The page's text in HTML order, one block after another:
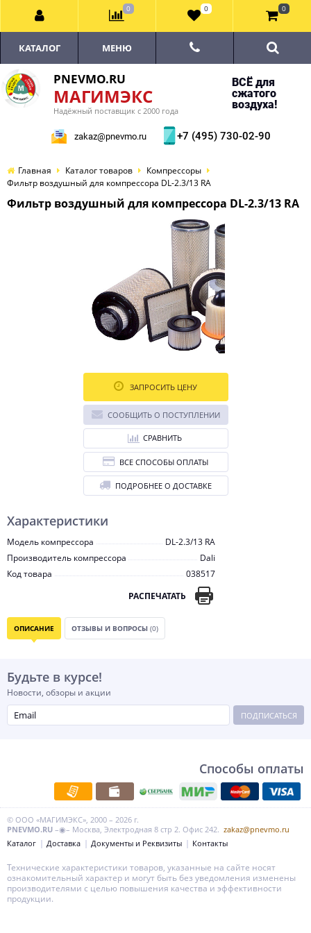
PNEVMO.RU
МАГИМЭКС
Надёжный поставщик с 2000 года
ВСЁ для
сжатого
воздуха!
zakaz@pnevmo.ru +7 (495) 730-02-90
КАТАЛОГ МЕНЮ
Главная Каталог товаров
Компрессоры
Фильтр воздушный для компрессора DL-2.3/13 RA
Фильтр воздушный для компрессора DL-2.3/13 RA
Характеристики
Модель компрессора
DL-2.3/13 RA
Производитель компрессора
Dali
Код товара
038517
РАСПЕЧАТАТЬ
ЗАПРОСИТЬ ЦЕНУ
СООБЩИТЬ О ПОСТУПЛЕНИИ
СРАВНИТЬ
ВСЕ СПОСОБЫ ОПЛАТЫ
ПОДРОБНЕЕ О ДОСТАВКЕ
ОПИСАНИЕ ОТЗЫВЫ И ВОПРОСЫ (0)
Будьте в курсе!
Новости, обзоры и акции
ПОДПИСАТЬСЯ
Способы оплаты
© ООО «МАГИМЭКС», 2000 – 2026 г.
PNEVMO.RU –◉– Москва, Электродная 8 стр 2. Офис 242. zakaz@pnevmo.ru
Каталог
Доставка Документы и Реквизиты Контакты
0 0 0
Технические характеристики товаров, указанные на сайте носят
ознакомительный характер и могут быть без уведомления изменены
производителями с целью повышения качества и эффективности
продукции.